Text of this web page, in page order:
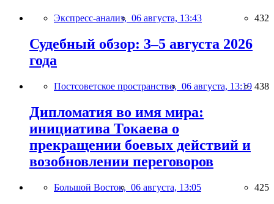
Экспресс-анализ, 06 августа, 13:43 432
Судебный обзор: 3–5 августа 2026
года
Постсоветское пространство, 06 августа, 13:19 438
Дипломатия во имя мира:
инициатива Токаева о
прекращении боевых действий и
возобновлении переговоров
Большой Восток, 06 августа, 13:05 425